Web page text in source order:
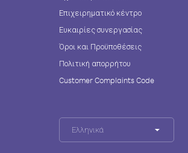
Επιχειρηματικό κέντρο
Ευκαιρίες συνεργασίας
Όροι και Προϋποθέσεις
Πολιτική απορρήτου
Customer Complaints Code
Ελληνικά